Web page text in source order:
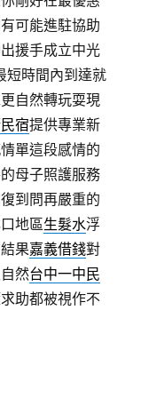
可能進駐協助
援手成立中光
短時間內到達就
自然轉玩耍現
宿提供專業新
單這段感情的
母子照護服務
到問再嚴重的
地區生髮水浮
果嘉義借錢對
然台中一中民
助都被視作不